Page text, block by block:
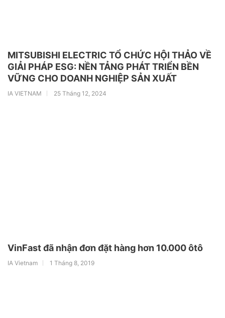
MITSUBISHI ELECTRIC TỔ CHỨC HỘI THẢO VỀ
GIẢI PHÁP ESG: NỀN TẢNG PHÁT TRIỂN BỀN
VỮNG CHO DOANH NGHIỆP SẢN XUẤT
IA VIETNAM 25 Tháng 12, 2024
VinFast đã nhận đơn đặt hàng hơn 10.000 ôtô
IA Vietnam 1 Tháng 8, 2019